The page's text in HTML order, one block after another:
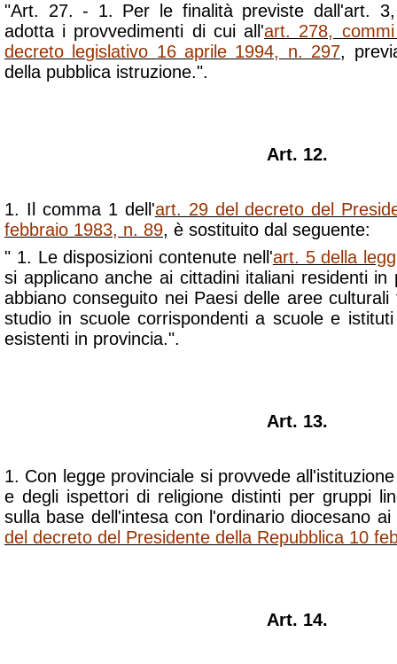
"Art. 27. - 1. Per le finalità previste dall'art.
adotta i provvedimenti di cui all'art. 278,
decreto legislativo 16 aprile 1994, n. 297,
della pubblica istruzione.".
Art. 12.
1. Il comma 1 dell'art. 29 del decreto del
febbraio 1983, n. 89, è sostituito dal seguente:
" 1. Le disposizioni contenute nell'art. 5 della
si applicano anche ai cittadini italiani residenti in
abbiano conseguito nei Paesi delle aree
studio in scuole corrispondenti a scuole e
esistenti in provincia.".
Art. 13.
1. Con legge provinciale si provvede
e degli ispettori di religione distinti per gruppi
sulla base dell'intesa con l'ordinario diocesano ai
del decreto del Presidente della Repubblica 10
Art. 14.